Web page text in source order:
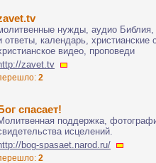
нужды, аудио
ответы, календарь, христианские
видео, проповеди
zavet.tv
2
спасает!
поддержка,
исцелений.
bog-spasaet.narod.ru/
2